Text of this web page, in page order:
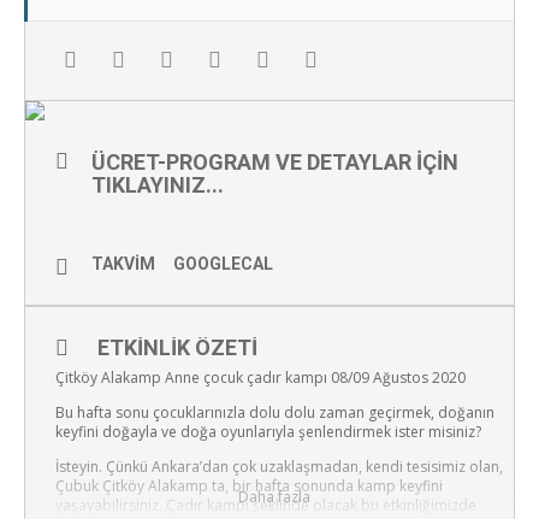
ÜCRET-PROGRAM VE DETAYLAR IÇIN
TIKLAYINIZ...
TAKVIM GOOGLECAL
Daha fazla
ETKINLIK ÖZETI
Çitköy Alakamp Anne çocuk çadır kampı 08/09 Ağustos 2020
Bu hafta sonu çocuklarınızla dolu dolu zaman geçirmek, doğanın
keyfini doğayla ve doğa oyunlarıyla şenlendirmek ister misiniz?
İsteyin. Çünkü Ankara’dan çok uzaklaşmadan, kendi tesisimiz olan,
Çubuk Çitköy Alakamp ta, bir hafta sonunda kamp keyfini
yaşayabilirsiniz. Çadır kampı şeklinde olacak bu etkinliğimizde